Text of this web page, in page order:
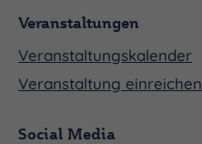
Veranstaltungen
Veranstaltungskalender
Veranstaltung einreichen
Social Media